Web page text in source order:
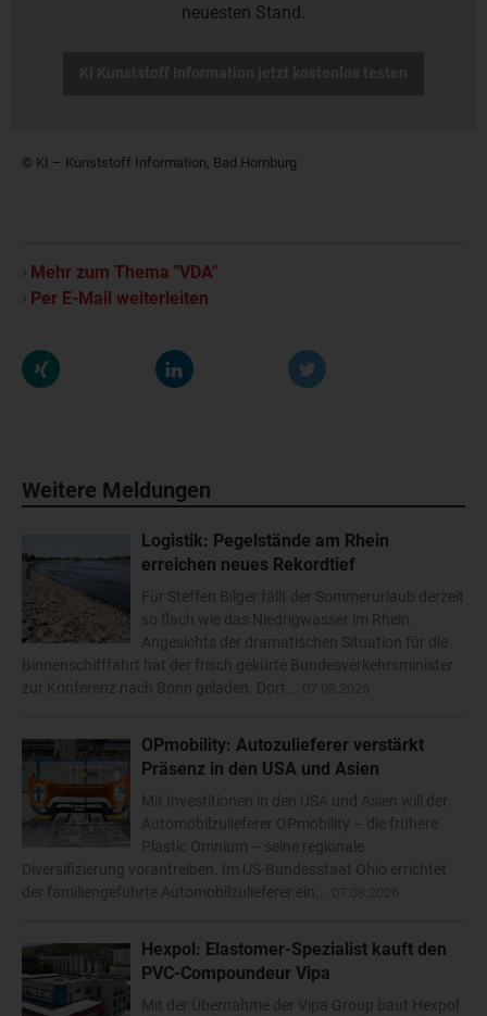
neuesten Stand.
© KI – Kunststoff Information, Bad Homburg
Mehr zum Thema "VDA"
Per E-Mail weiterleiten
Weitere Meldungen
Logistik: Pegelstände am Rhein
erreichen neues Rekordtief
Für Steffen Bilger fällt der Sommerurlaub derzeit
so flach wie das Niedrigwasser im Rhein.
Angesichts der dramatischen Situation für die
Binnenschifffahrt hat der frisch gekürte Bundesverkehrsminister
zur Konferenz nach Bonn geladen. Dort...
OPmobility: Autozulieferer verstärkt
Präsenz in den USA und Asien
Mit Investitionen in den USA und Asien will der
Automobilzulieferer OPmobility – die frühere
Plastic Omnium – seine regionale
Diversifizierung vorantreiben. Im US-Bundesstaat Ohio errichtet
der familiengeführte Automobilzulieferer ein...
Hexpol: Elastomer-Spezialist kauft den
PVC-Compoundeur Vipa
Mit der Übernahme der Vipa Group baut Hexpol